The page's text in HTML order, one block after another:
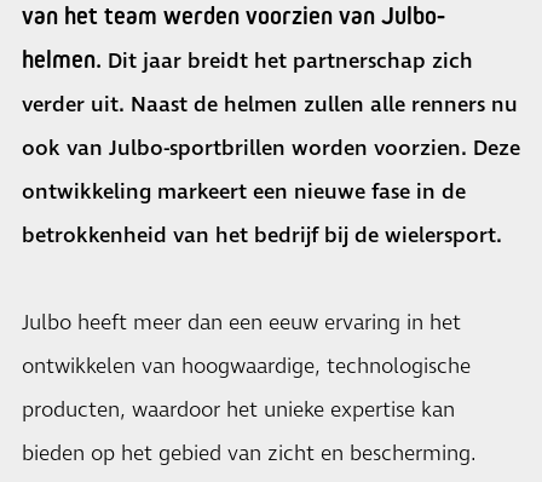
van het team werden voorzien van Julbo-
helmen. Dit jaar breidt het partnerschap zich
verder uit. Naast de helmen zullen alle renners nu
ook van Julbo-sportbrillen worden voorzien. Deze
ontwikkeling markeert een nieuwe fase in de
betrokkenheid van het bedrijf bij de wielersport.
Julbo heeft meer dan een eeuw ervaring in het
ontwikkelen van hoogwaardige, technologische
producten, waardoor het unieke expertise kan
bieden op het gebied van zicht en bescherming.